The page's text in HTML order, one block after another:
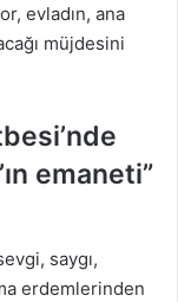
evladın, ana
müjdesini
emaneti”
saygı,
erdemlerinden